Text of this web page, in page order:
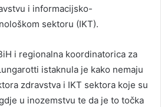
i informacijsko-
sektoru (IKT).
i regionalna koordinatorica za
istaknula je kako nemaju
zdravstva i IKT sektora koje su
u inozemstvu te da je to točka